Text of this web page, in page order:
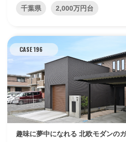
千葉県 2,000万円台
CASE 196
趣味に夢中になれる 北欧モダンの